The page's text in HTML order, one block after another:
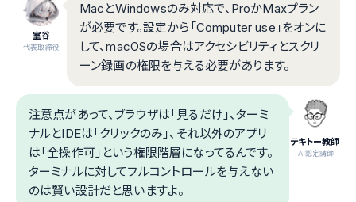
室谷
代表取締役
MacとWindowsのみ対応で、ProかMaxプラン
が必要です。設定から「Computer use」をオンに
して、macOSの場合はアクセシビリティとスクリ
ーン録画の権限を与える必要があります。
テキトー教師
.AI認定講師
注意点があって、ブラウザは「見るだけ」、ターミ
ナルとIDEは「クリックのみ」、それ以外のアプリ
は「全操作可」という権限階層になってるんです。
ターミナルに対してフルコントロールを与えない
のは賢い設計だと思いますよ。